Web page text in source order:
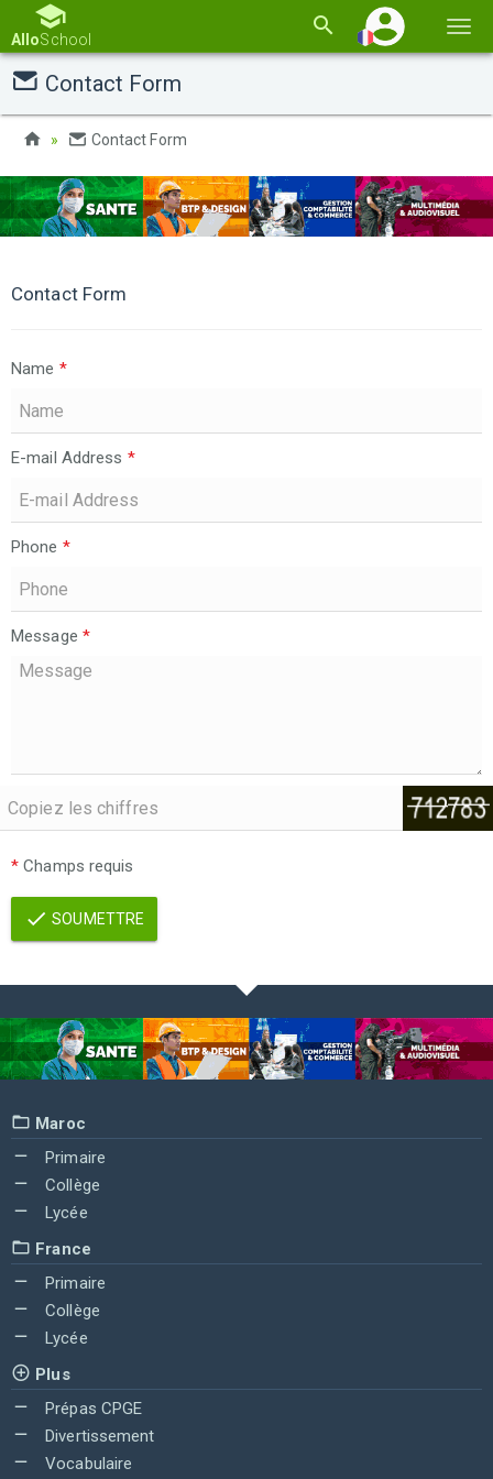
la
AlloSchool
Contact Form
Contact Form
Contact Form
Name *
E-mail Address *
Phone *
Message *
* Champs requis
SOUMETTRE
Maroc
Primaire
Collège
Lycée
France
Primaire
Collège
Lycée
Plus
Prépas CPGE
Divertissement
Vocabulaire